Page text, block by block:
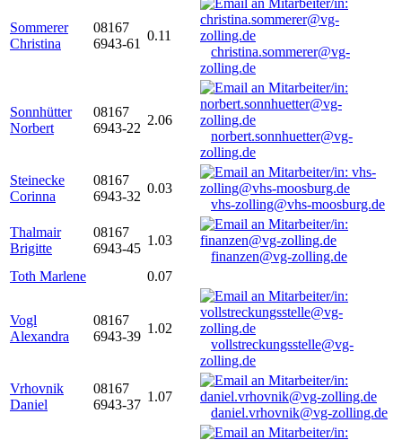
Sommerer
Christina
08167
6943-61
0.11
christina.sommerer@vg-
zolling.de
Sonnhütter
Norbert
08167
6943-22
2.06
norbert.sonnhuetter@vg-
zolling.de
Steinecke
Corinna
08167
6943-32
0.03
vhs-zolling@vhs-moosburg.de
Thalmair
Brigitte
08167
6943-45
1.03
finanzen@vg-zolling.de
Toth Marlene
0.07
Vogl
Alexandra
08167
6943-39
1.02
vollstreckungsstelle@vg-
zolling.de
Vrhovnik
Daniel
08167
6943-37
1.07
daniel.vrhovnik@vg-zolling.de